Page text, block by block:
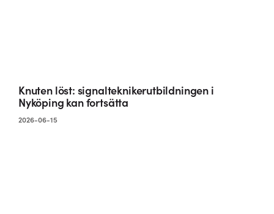
Knuten löst: signalteknikerutbildningen i
Nyköping kan fortsätta
2026-06-15